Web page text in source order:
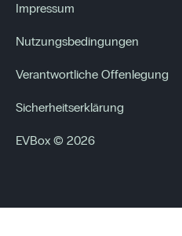
Impressum
Nutzungsbedingungen
Verantwortliche Offenlegung
Sicherheitserklärung
EVBox © 2026